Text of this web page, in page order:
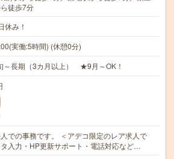
徒歩7分
休み！
実働:5時間) (休憩0分)
～長期（3カ月以上） ★9月～OK！
での事務です。 ＜アデコ限定のレア求人で
入力・HP更新サポート・電話対応など…